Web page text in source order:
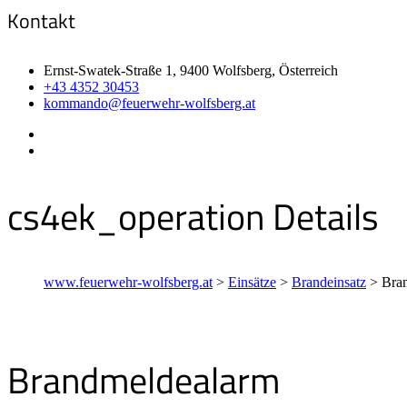
Kontakt
Ernst-Swatek-Straße 1, 9400 Wolfsberg, Österreich
+43 4352 30453
kommando@feuerwehr-wolfsberg.at
cs4ek_operation Details
www.feuerwehr-wolfsberg.at > Einsätze > Brandeinsatz >
Brandmeldealarm